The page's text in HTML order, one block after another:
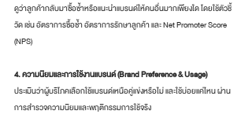
ดูว่าลูกค้ากลับมาซื้อซ้ำหรือแนะนำแบรนด์ให้คนอื่นมากเพียงใด โดยใช้ตัวชี้
วัด เช่น อัตราการซื้อซ้ำ อัตราการรักษาลูกค้า และ Net Promoter Score
(NPS)
4. ความนิยมและการใช้งานแบรนด์ (Brand Preference & Usage)
ประเมินว่าผู้บริโภคเลือกใช้แบรนด์เหนือคู่แข่งหรือไม่ และใช้บ่อยแค่ไหน ผ่าน
การสำรวจความนิยมและพฤติกรรมการใช้จริง